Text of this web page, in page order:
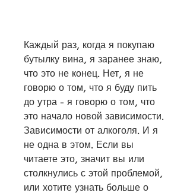
Каждый раз, когда я покупаю
бутылку вина, я заранее знаю,
что это не конец. Нет, я не
говорю о том, что я буду пить
до утра - я говорю о том, что
это начало новой зависимости.
Зависимости от алкоголя. И я
не одна в этом. Если вы
читаете это, значит вы или
столкнулись с этой проблемой,
или хотите узнать больше о